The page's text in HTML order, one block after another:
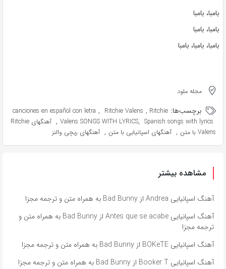
بامبا، بامبا
بامبا، بامبا
بامبا، بامبا، بامبا
مجله ملود
برچسب‌ها: canciones en español con letra , Ritchie Valens , Ritchie
Valens SONGS WITH LYRICS, Spanish songs with lyrics
,
آهنگهای Ritchie
Valens با متن
, آهنگهای اسپانیایی با متن , آهنگهای ریچی والنز
مشاهده بیشتر
آهنگ اسپانیایی Andrea از Bad Bunny به همراه متن و ترجمه مجزا
آهنگ اسپانیایی Antes que se acabe از Bad Bunny به همراه متن و
ترجمه مجزا
آهنگ اسپانیایی BOKeTE از Bad Bunny به همراه متن و ترجمه مجزا
آهنگ اسپانیایی Booker T از Bad Bunny به همراه متن و ترجمه مجزا